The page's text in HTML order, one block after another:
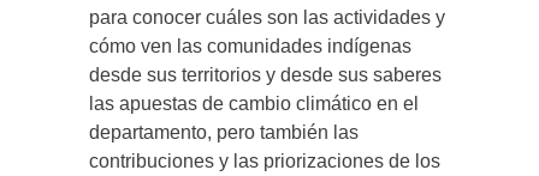
para conocer cuáles son las actividades y
cómo ven las comunidades indígenas
desde sus territorios y desde sus saberes
las apuestas de cambio climático en el
departamento, pero también las
contribuciones y las priorizaciones de los